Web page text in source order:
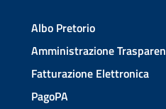
Albo Pretorio
Amministrazione
Fatturazione Elettronica
PagoPA